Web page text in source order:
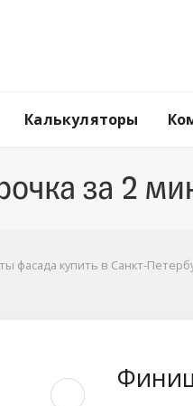
Калькуляторы
фасада купить в Санкт-